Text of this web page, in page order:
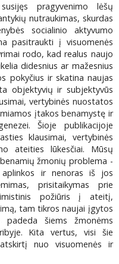
pragyvenimo lėšų
nutraukimas, skurdas
socialinio aktyvumo
pasitraukti į visuomenės
rodo, kad realus naujo
didesnius ar mažesnius
pokyčius ir skatina naujas
objektyvių ir subjektyvūs
vertybinės nuostatos
įtakos benamystę ir
Šioje publikacijoje
klausimai, vertybinės
ateities lūkesčiai. Mūsų
žmonių problema -
aplinkos ir nenoras iš jos
prisitaikymas prie
požiūris į ateitį,
tam tikros naujai įgytos
padeda šiems žmonėms
Kita vertus, visi šie
nuo visuomenės ir